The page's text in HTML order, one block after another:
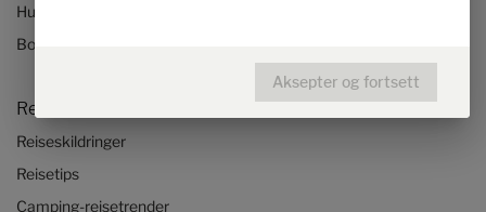
Hurtigstart-bobilvideoer
Bobil og Camper Van konfigurator
Reise og opplevelse
Reiseskildringer
Reisetips
Camping-reisetrender
Aksepter og fortsett